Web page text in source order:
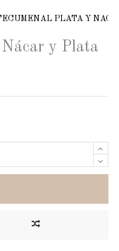
Nácar y Plata